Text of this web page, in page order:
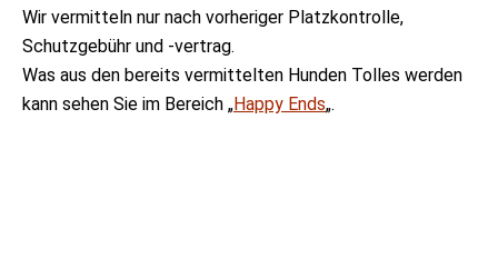
Wir vermitteln nur nach vorheriger Platzkontrolle,
Schutzgebühr und -vertrag.
Was aus den bereits vermittelten Hunden Tolles werden
kann sehen Sie im Bereich „Happy Ends„.